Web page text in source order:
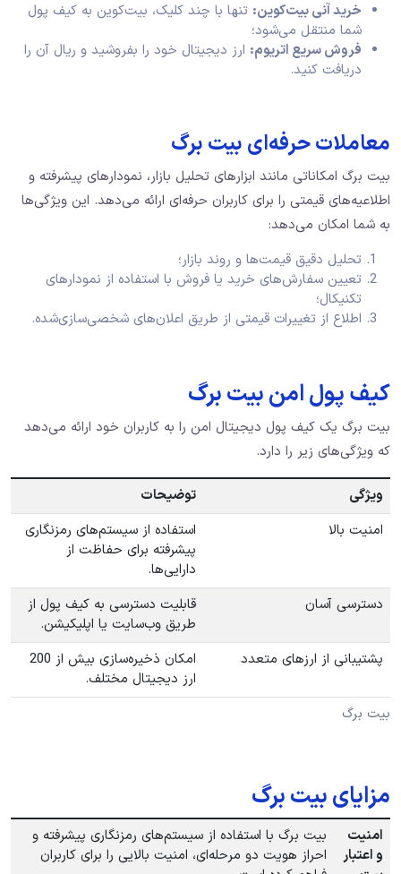
خرید آنی بیت‌کوین: تنها با چند کلیک، بیت‌کوین به کیف پول
شما منتقل می‌شود؛
فروش سریع اتریوم: ارز دیجیتال خود را بفروشید و ریال آن را
دریافت کنید.
معاملات حرفه‌ای بیت برگ
بیت برگ امکاناتی مانند ابزارهای تحلیل بازار، نمودارهای پیشرفته و
اطلاعیه‌های قیمتی را برای کاربران حرفه‌ای ارائه می‌دهد. این ویژگی‌ها
به شما امکان می‌دهد:
تحلیل دقیق قیمت‌ها و روند بازار؛
تعیین سفارش‌های خرید یا فروش با استفاده از نمودارهای
تکنیکال؛
اطلاع از تغییرات قیمتی از طریق اعلان‌های شخصی‌سازی‌شده.
کیف پول امن بیت برگ
بیت برگ یک کیف پول دیجیتال امن را به کاربران خود ارائه می‌دهد
که ویژگی‌های زیر را دارد.
بیت برگ
ویژگی
توضیحات
امنیت بالا
استفاده از سیستم‌های رمزنگاری
پیشرفته برای حفاظت از
دارایی‌ها.
دسترسی آسان
قابلیت دسترسی به کیف پول از
طریق وب‌سایت یا اپلیکیشن.
پشتیبانی از ارزهای متعدد
امکان ذخیره‌سازی بیش از 200
ارز دیجیتال مختلف.
مزایای بیت برگ
امنیت
و اعتبار
بیت برگ با استفاده از سیستم‌های رمزنگاری پیشرفته و
احراز هویت دو مرحله‌ای، امنیت بالایی را برای کاربران